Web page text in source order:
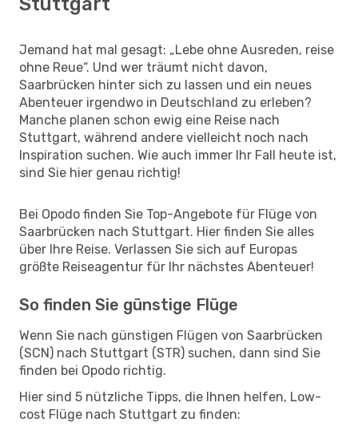
Jemand hat mal gesagt: „Lebe ohne Ausreden, reise
ohne Reue“. Und wer träumt nicht davon,
Saarbrücken hinter sich zu lassen und ein neues
Abenteuer irgendwo in Deutschland zu erleben?
Manche planen schon ewig eine Reise nach
Stuttgart, während andere vielleicht noch nach
Inspiration suchen. Wie auch immer Ihr Fall heute ist,
sind Sie hier genau richtig!
Bei Opodo finden Sie Top-Angebote für Flüge von
Saarbrücken nach Stuttgart. Hier finden Sie alles
über Ihre Reise. Verlassen Sie sich auf Europas
größte Reiseagentur für Ihr nächstes Abenteuer!
So finden Sie günstige Flüge
Wenn Sie nach günstigen Flügen von Saarbrücken
(SCN) nach Stuttgart (STR) suchen, dann sind Sie
finden bei Opodo richtig.
Hier sind 5 nützliche Tipps, die Ihnen helfen, Low-
cost Flüge nach Stuttgart zu finden: